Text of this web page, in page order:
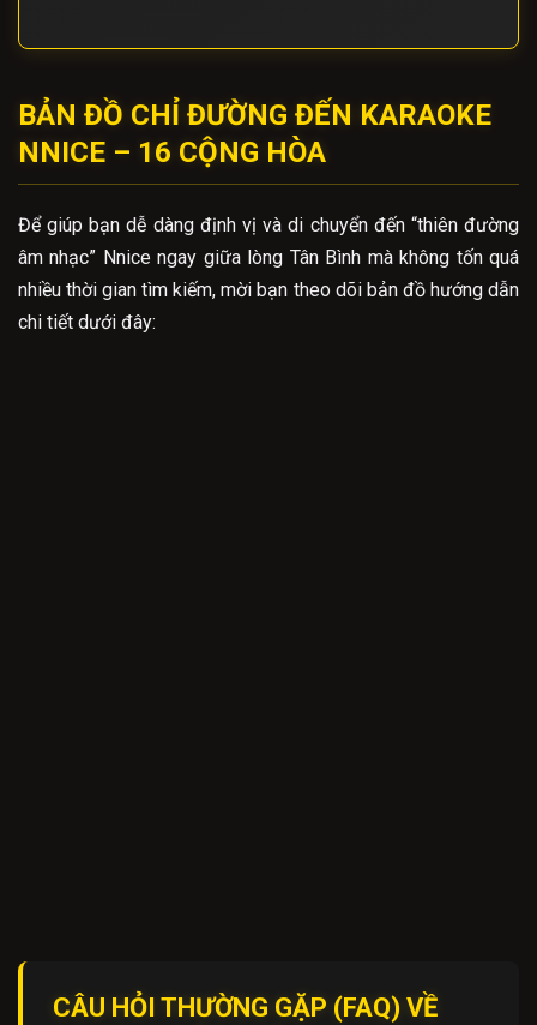
BẢN ĐỒ CHỈ ĐƯỜNG ĐẾN KARAOKE
NNICE – 16 CỘNG HÒA
Để giúp bạn dễ dàng định vị và di chuyển đến “thiên đường
âm nhạc” Nnice ngay giữa lòng Tân Bình mà không tốn quá
nhiều thời gian tìm kiếm, mời bạn theo dõi bản đồ hướng dẫn
chi tiết dưới đây:
CÂU HỎI THƯỜNG GẶP (FAQ) VỀ